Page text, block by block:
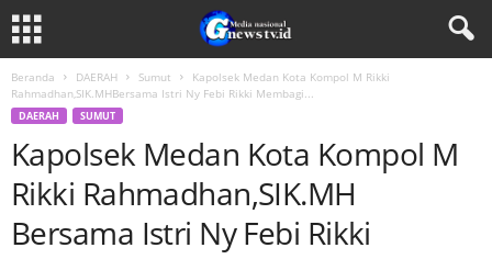
Beranda DAERAH Sumut
Kapolsek Medan Kota Kompol M Rikki
Rahmadhan,SIK.MHBersama Istri Ny Febi Rikki Membagi...
DAERAH SUMUT
Kapolsek Medan Kota Kompol M
Rikki Rahmadhan,SIK.MH
Bersama Istri Ny Febi Rikki